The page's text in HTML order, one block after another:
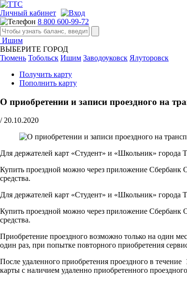
Личный кабинет
8 800 600-99-72
Ишим
ВЫБЕРИТЕ ГОРОД
Тюмень Тобольск Ишим Заводоуковск Ялуторовск
Получить карту
Пополнить карту
О приобретении и записи проездного на
/ 20.10.2020
Для держателей карт «Студент» и «Школьник» города
Купить проездной можно через приложение Сбербанк
средства.
Для держателей карт «Студент» и «Школьник» города
Купить проездной можно через приложение Сбербанк
средства.
Приобретение проездного возможно только на один
один раз, при попытке повторного приобретения
После удаленного приобретения проездного в
карты с наличием удаленно приобретенного